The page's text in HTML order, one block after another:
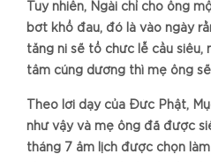
Tuy nhiên, Ngài chỉ cho ông
bớt khổ đau, đó là vào ngày
tăng ni sẽ tổ chức lễ cầu siêu,
tâm cúng dường thì mẹ ông
Theo lời dạy của Đức Phật,
như vậy và mẹ ông đã được
tháng 7 âm lịch được chọn